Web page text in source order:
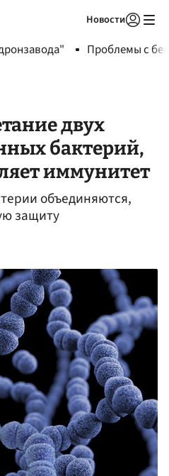
Новости
Проблемы с
двух
бактерий,
иммунитет
объединяются,
защиту